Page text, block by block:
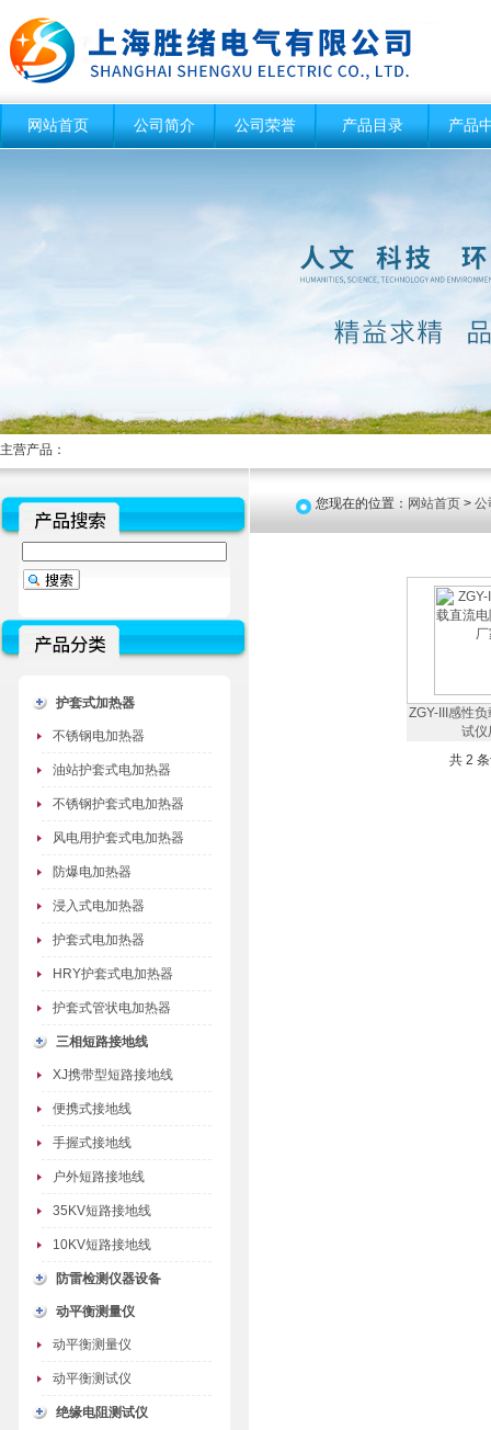
网站首页 公司简介 公司荣誉 产品目录 产品
主营产品：
护套式加热器
不锈钢电加热器
油站护套式电加热器
不锈钢护套式电加热器
风电用护套式电加热器
防爆电加热器
浸入式电加热器
护套式电加热器
HRY护套式电加热器
护套式管状电加热器
三相短路接地线
XJ携带型短路接地线
便携式接地线
手握式接地线
户外短路接地线
35KV短路接地线
10KV短路接地线
防雷检测仪器设备
动平衡测量仪
动平衡测量仪
动平衡测试仪
绝缘电阻测试仪
您现在的位置： 网站首页 > 公
ZGY-III感性
试仪
共 2